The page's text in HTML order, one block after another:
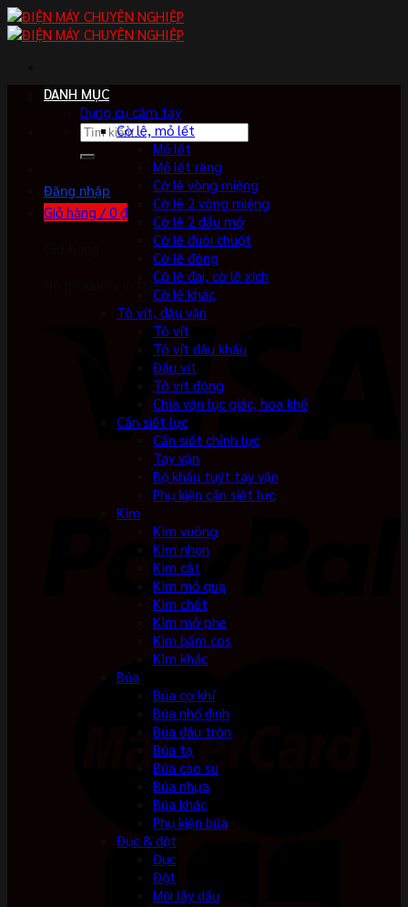
Skip
to
Tìm
kiếm:
Đăng nhập
Giỏ hàng /0 ₫
No products in the cart.
DANH MỤC
Dụng cụ cầm tay
Cờ lê, mỏ lết
Mỏ lết
Mỏ lết răng
Cờ lê vòng miệng
Cờ lê 2 vòng miệng
Cờ lê 2 đầu mở
Cờ lê đuôi chuột
Cờ lê đóng
Cờ lê đai, cờ lê xích
Cờ lê khác
Tô vít, đầu vặn
Tô vít
Tô vít đầu khẩu
Đầu vít
Tô vít đóng
Chìa vặn lục giác, hoa khế
Cần siết lực
Cần siết chỉnh lực
Tay vặn
Bộ khẩu tuýt tay vặn
Phụ kiện cần siết lực
Kìm
Kìm vuông
Kìm nhọn
Kìm cắt
Kìm mỏ quạ
Kìm chết
Kìm mở phe
Kìm bấm cos
Kìm khác
Búa
Búa cơ khí
Búa nhổ đinh
Búa đầu tròn
Búa tạ
Búa cao su
Búa nhựa
Búa khác
Phụ kiện búa
Đục & đột
Đục
Đột
Mũi lấy dấu